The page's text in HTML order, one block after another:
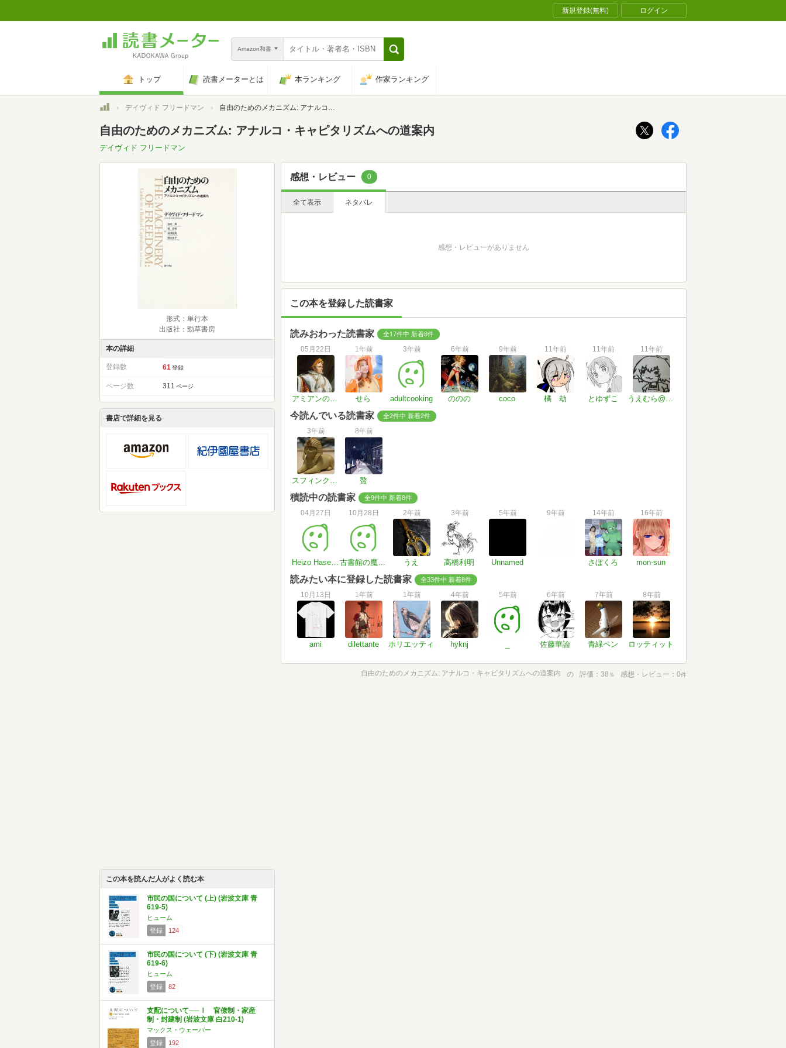
新規登録(無料) ログイン
Amazon和書
トップ 読書メーターとは 本ランキング 作家ランキング
トップデイヴィド フリードマン 自由のためのメカニズム: アナルコ・キャピタリズムへの道案内
自由のためのメカニズム: アナルコ・キャピタリズムへの道案内
デイヴィド フリードマン
形式：単行本
出版社：勁草書房
本の詳細
登録数 61 登録
ページ数 311 ページ
書店で詳細を見る
この本を読んだ人がよく読む本
市民の国について (上) (岩波文庫 青
619-5)
ヒューム
登録
124
市民の国について (下) (岩波文庫 青
619-6)
ヒューム
登録
82
支配について──Ⅰ 官僚制・家産
制・封建制 (岩波文庫 白210-1)
マックス・ウェーバー
登録
192
感想・レビュー 0
全て表示 ネタバレ
感想・レビューがありません
この本を登録した読書家
読みおわった読書家 全17件中 新着8件
05月22日
アミアンの和約
1年前
せら
3年前
adultcooking
6年前
ののの
9年前
coco
11年前
橘 劫
11年前
とゆずこ
11年前
うえむら@教採
今読んでいる読書家 全2件中 新着2件
3年前
スフィンクスさん
8年前
贅
積読中の読書家 全9件中 新着8件
04月27日
Heizo Hasegawa
10月28日
古書館の魔術師
2年前
うえ
3年前
高橋利明
5年前
Unnamed
9年前 14年前
さぼくろ
16年前
mon-sun
読みたい本に登録した読書家 全33件中 新着8件
10月13日
ami
1年前
dilettante
1年前
ホリエッティ
4年前
hyknj
5年前 6年前
佐藤華論
7年前
青緑ペン
8年前
ロッティット
自由のためのメカニズム: アナルコ・キャピタリズムへの道案内 の 評価 38 ％ 感想・レビュー 0件